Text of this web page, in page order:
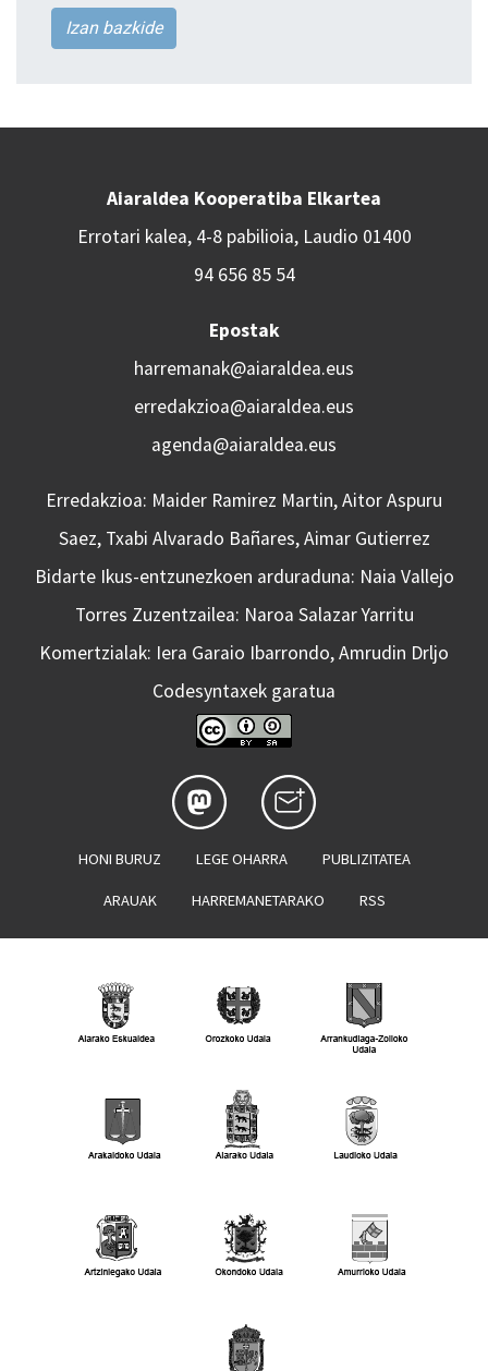
Izan bazkide
Aiaraldea Kooperatiba Elkartea
Errotari kalea, 4-8 pabilioia, Laudio 01400
94 656 85 54
Epostak
harremanak@aiaraldea.eus
erredakzioa@aiaraldea.eus
agenda@aiaraldea.eus
Erredakzioa: Maider Ramirez Martin, Aitor Aspuru
Saez, Txabi Alvarado Bañares, Aimar Gutierrez
Bidarte Ikus-entzunezkoen arduraduna: Naia Vallejo
Torres Zuzentzailea: Naroa Salazar Yarritu
Komertzialak: Iera Garaio Ibarrondo, Amrudin Drljo
Codesyntaxek garatua
HONI BURUZ LEGE OHARRA PUBLIZITATEA
ARAUAK HARREMANETARAKO RSS